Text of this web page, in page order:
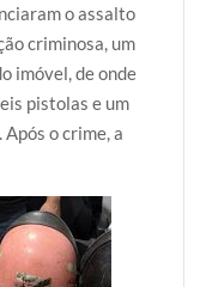
o assalto
criminosa, um
imóvel, de onde
pistolas e um
o crime, a